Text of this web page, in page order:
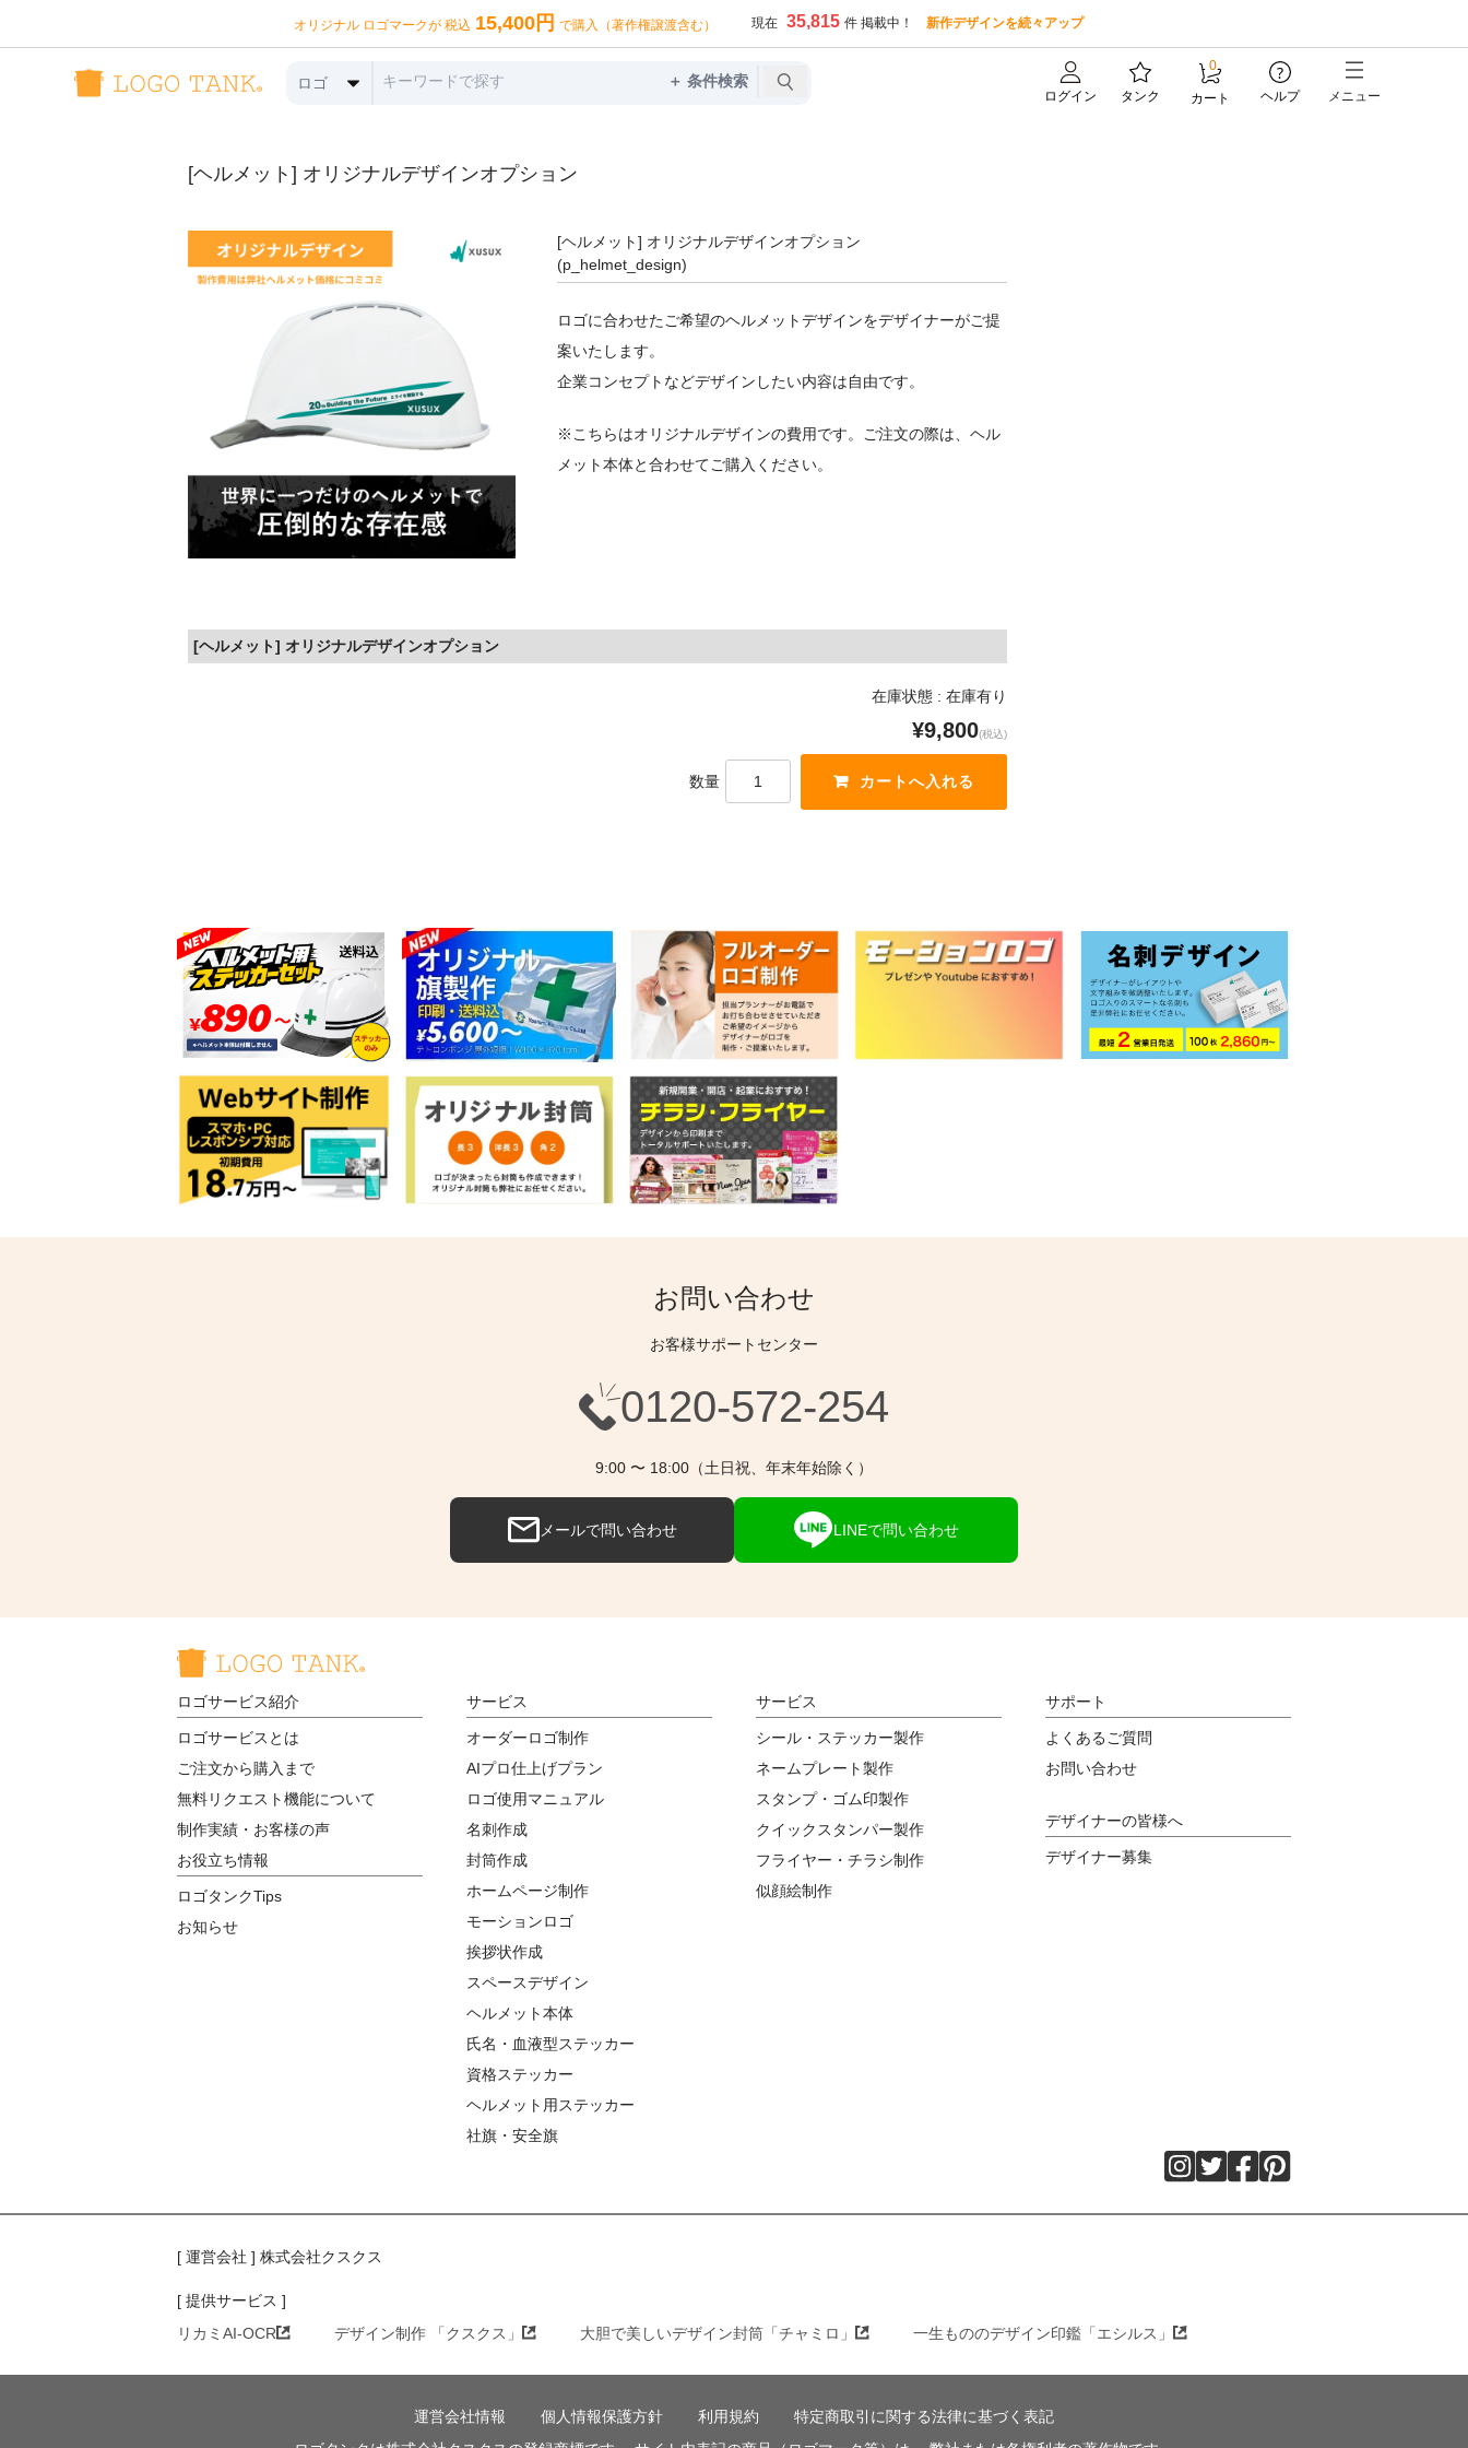
オリジナル ロゴマークが 税込 15,400円 で購入（著作権譲渡含む） 現在 35,815 件 掲載中！ 新作デザインを続々アップ
ロゴ ＋ 条件検索
ログイン タンク
0
カート
?
ヘルプ メニュー
[ヘルメット] オリジナルデザインオプション
[ヘルメット] オリジナルデザインオプション
(p_helmet_design)
ロゴに合わせたご希望のヘルメットデザインをデザイナーがご提
案いたします。
企業コンセプトなどデザインしたい内容は自由です。
※こちらはオリジナルデザインの費用です。ご注文の際は、ヘル
メット本体と合わせてご購入ください。
[ヘルメット] オリジナルデザインオプション
在庫状態 : 在庫有り
¥9,800(税込)
数量
お問い合わせ
お客様サポートセンター
0120-572-254
9:00 〜 18:00（土日祝、年末年始除く）
メールで問い合わせ LINEで問い合わせ
ロゴサービス紹介
ロゴサービスとは
ご注文から購入まで
無料リクエスト機能について
制作実績・お客様の声
お役立ち情報
ロゴタンクTips
お知らせ
サービス
オーダーロゴ制作
AIプロ仕上げプラン
ロゴ使用マニュアル
名刺作成
封筒作成
ホームページ制作
モーションロゴ
挨拶状作成
スペースデザイン
ヘルメット本体
氏名・血液型ステッカー
資格ステッカー
ヘルメット用ステッカー
社旗・安全旗
サービス
シール・ステッカー製作
ネームプレート製作
スタンプ・ゴム印製作
クイックスタンパー製作
フライヤー・チラシ制作
似顔絵制作
サポート
よくあるご質問
お問い合わせ
デザイナーの皆様へ
デザイナー募集
[ 運営会社 ] 株式会社クスクス
[ 提供サービス ]
リカミAI-OCR
デザイン制作 「クスクス」 大胆で美しいデザイン封筒「チャミロ」 一生もののデザイン印鑑「エシルス」
運営会社情報 個人情報保護方針 利用規約
特定商取引に関する法律に基づく表記